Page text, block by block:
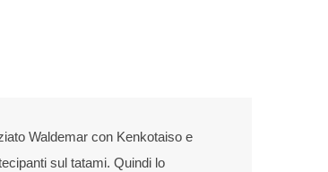
Waldemar con Kenkotaiso e
sul tatami. Quindi lo